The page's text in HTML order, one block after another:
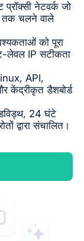
नेटवर्क जो
तक चलने वाले
को पूरा
लेवल IP सटीकता
API,
केंद्रीकृत डैशबोर्ड
24 घंटे
द्वारा संचालित।